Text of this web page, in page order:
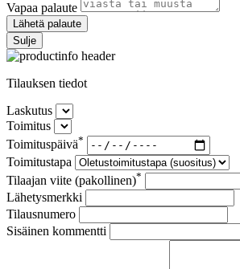
Vapaa palaute
Lähetä palaute
Sulje
Tilauksen tiedot
Laskutus
Toimitus
Toimituspäivä*
Toimitustapa
Tilaajan viite (pakollinen)*
Lähetysmerkki
Tilausnumero
Sisäinen kommentti